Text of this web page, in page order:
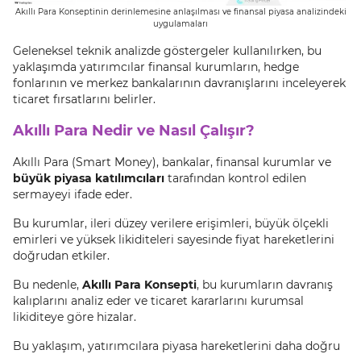
Akıllı Para Konseptinin derinlemesine anlaşılması ve finansal piyasa analizindeki
uygulamaları
Geleneksel teknik analizde göstergeler kullanılırken, bu
yaklaşımda yatırımcılar finansal kurumların, hedge
fonlarının ve merkez bankalarının davranışlarını inceleyerek
ticaret fırsatlarını belirler.
Akıllı Para Nedir ve Nasıl Çalışır?
Akıllı Para (Smart Money), bankalar, finansal kurumlar ve
büyük piyasa katılımcıları tarafından kontrol edilen
sermayeyi ifade eder.
Bu kurumlar, ileri düzey verilere erişimleri, büyük ölçekli
emirleri ve yüksek likiditeleri sayesinde fiyat hareketlerini
doğrudan etkiler.
Bu nedenle, Akıllı Para Konsepti, bu kurumların davranış
kalıplarını analiz eder ve ticaret kararlarını kurumsal
likiditeye göre hizalar.
Bu yaklaşım, yatırımcılara piyasa hareketlerini daha doğru